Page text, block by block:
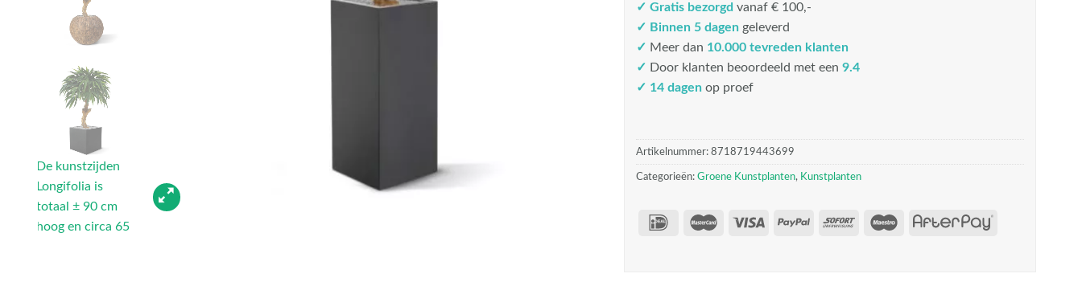
De kunstzijden
Longifolia is
totaal ± 90 cm
hoog en circa 65
✓ Gratis bezorgd vanaf € 100,-
✓ Binnen 5 dagengeleverd
✓ Meer dan 10.000 tevreden klanten
✓ Door klanten beoordeeld met een 9.4
✓ 14 dagenop proef
Artikelnummer: 8718719443699
Categorieën: Groene Kunstplanten, Kunstplanten